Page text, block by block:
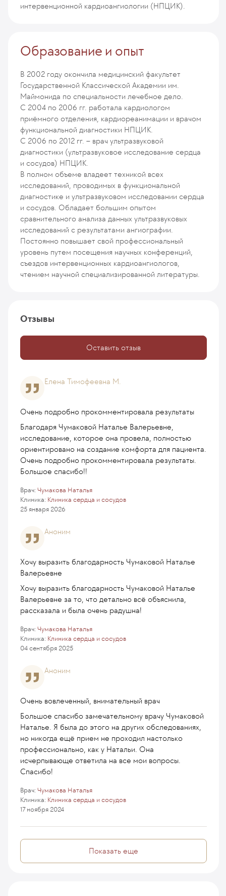
интервенционной кардиоангиологии (НПЦИК).
Образование и опыт
В 2002 году окончила медицинский факультет
Государственной Классической Академии им.
Маймонида по специальности лечебное дело.
С 2004 по 2006 гг. работала кардиологом
приёмного отделения, кардиореанимации и врачом
функциональной диагностики НПЦИК.
С 2006 по 2012 гг. – врач ультразвуковой
диагностики (ультразвуковое исследование сердца
и сосудов) НПЦИК.
В полном объеме владеет техникой всех
исследований, проводимых в функциональной
диагностике и ультразвуковом исследовании сердца
и сосудов. Обладает большим опытом
сравнительного анализа данных ультразвуковых
исследований с результатами ангиографии.
Постоянно повышает свой профессиональный
уровень путем посещения научных конференций,
съездов интервенционных кардиоангиологов,
чтением научной специализированной литературы.
Отзывы
Оставить отзыв
Елена Тимофеевна М.
Очень подробно прокомментировала результаты
Благодаря Чумаковой Наталье Валерьевне,
исследование, которое она провела, полностью
ориентировано на создание комфорта для пациента.
Очень подробно прокомментировала результаты.
Большое спасибо!!
Клиника: Клиника сердца и сосудов
Врач: Чумакова Наталья
25 января 2026
Аноним
Хочу выразить благодарность Чумаковой Наталье
Валерьевне
Хочу выразить благодарность Чумаковой Наталье
Валерьевне за то, что детально всё объяснила,
рассказала и была очень радушна!
Клиника: Клиника сердца и сосудов
Врач: Чумакова Наталья
04 сентября 2025
Аноним
Очень вовлеченный, внимательный врач
Большое спасибо замечательному врачу Чумаковой
Наталье. Я была до этого на других обследованиях,
но никогда ещё прием не проходил настолько
профессионально, как у Натальи. Она
исчерпывающе ответила на все мои вопросы.
Спасибо!
Клиника: Клиника сердца и сосудов
Врач: Чумакова Наталья
17 ноября 2024
Показать еще